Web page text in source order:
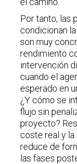
Por tanto, las
condicionan
son muy
rendimiento
intervención
cuando el
esperado en
¿Y cómo se
flujo sin
proyecto?
coste real y
reduce de
las fases